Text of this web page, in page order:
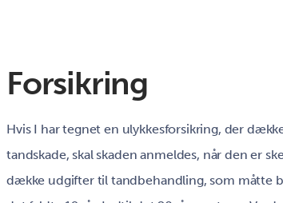
Forsikring
Hvis I har tegnet en ulykkesforsikring, der
tandskade, skal skaden anmeldes, når den er
dække udgifter til tandbehandling, som måtte